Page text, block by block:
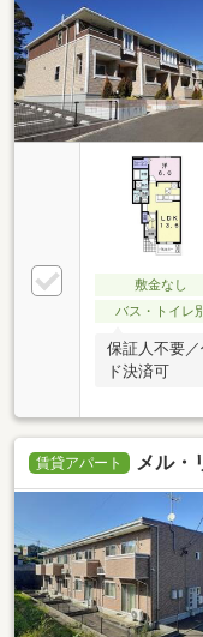
敷金なし
バス・トイレ
保証人不要
ド決済可
賃貸アパート メル・